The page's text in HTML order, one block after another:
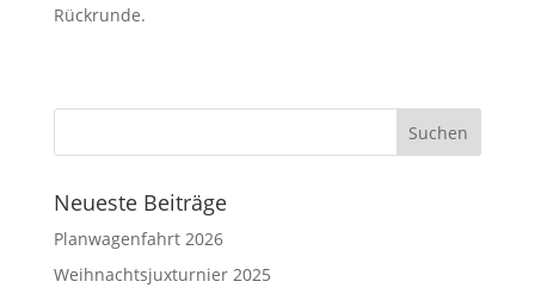
Rückrunde.
Neueste Beiträge
Planwagenfahrt 2026
Weihnachtsjuxturnier 2025